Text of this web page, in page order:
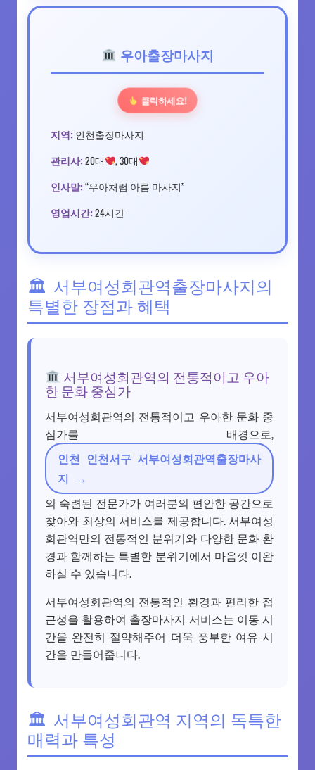
우아출장마사지
클릭하세요!
지역: 인천출장마사지
관리사: 20대 , 30대
인사말: “우아처럼 아름 마사지”
영업시간: 24시간
서부여성회관역출장마사지의
특별한 장점과 혜택
서부여성회관역의 전통적이고 우아
한 문화 중심가
서부여성회관역의 전통적이고 우아한 문화 중
심가를 배경으로,
인천 인천서구 서부여성회관역출장마사
지
의 숙련된 전문가가 여러분의 편안한 공간으로
찾아와 최상의 서비스를 제공합니다. 서부여성
회관역만의 전통적인 분위기와 다양한 문화 환
경과 함께하는 특별한 분위기에서 마음껏 이완
하실 수 있습니다.
서부여성회관역의 전통적인 환경과 편리한 접
근성을 활용하여 출장마사지 서비스는 이동 시
간을 완전히 절약해주어 더욱 풍부한 여유 시
간을 만들어줍니다.
서부여성회관역 지역의 독특한
매력과 특성